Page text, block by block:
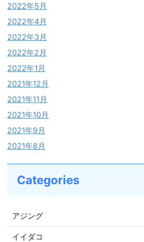
2022年5月
2022年4月
2022年3月
2022年2月
2022年1月
2021年12月
2021年11月
2021年10月
2021年9月
2021年8月
Categories
アジング
イイダコ